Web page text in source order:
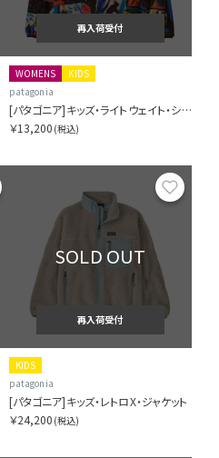
再入荷受付
WOMENS
KIDS
patagonia
[パタゴニア]キッズ・ライトウェイト・シンチラ・スナップT・プルオーバー
￥13,200 (税込)
お気に入り
SOLD OUT
再入荷受付
KIDS
patagonia
[パタゴニア]キッズ・レトロX・ジャケット
￥24,200 (税込)